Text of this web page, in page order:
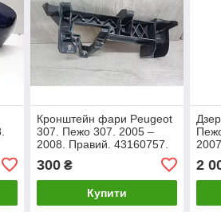
Кронштейн фари Peugeot
307. Пежо 307. 2005 –
2008. Правий. 43160757.
300₴
Купити
2